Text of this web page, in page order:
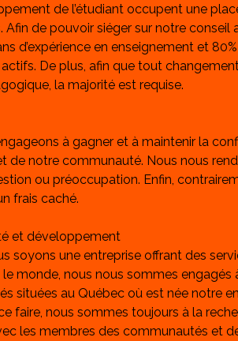
de l’étudiant occupent une
Afin de pouvoir siéger sur notre
d’expérience en enseignement et
De plus, afin que tout
la majorité est requise.
à gagner et à maintenir la
de notre communauté. Nous nous
ou préoccupation. Enfin,
frais caché.
et développement
soyons une entreprise offrant des
le monde, nous nous sommes
situées au Québec où est née notre
faire, nous sommes toujours à la
les membres des communautés et